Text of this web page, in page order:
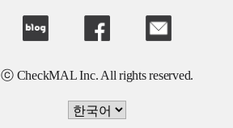
ⓒ CheckMAL Inc. All rights reserved.